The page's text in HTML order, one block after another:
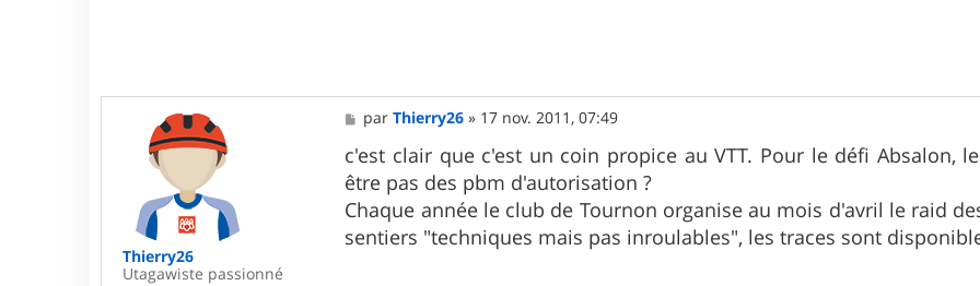
Thierry26
Utagawiste passionné
M
e
s
s
a
g
e
parThierry26 » 17 nov. 2011, 07:49
c'est clair que c'est un coin propice au VTT. Pour le défi Absalon,
être pas des pbm d'autorisation ?
Chaque année le club de Tournon organise au mois d'avril le raid
sentiers "techniques mais pas inroulables", les traces sont